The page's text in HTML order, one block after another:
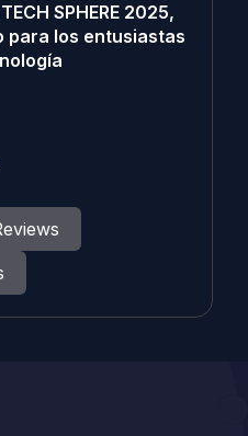
SPHERE 2025,
para los entusiastas